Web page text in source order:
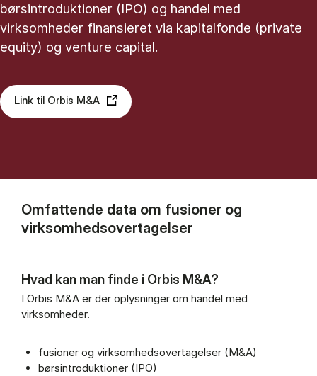
børsintroduktioner (IPO) og handel med
virksomheder finansieret via kapitalfonde (private
equity) og venture capital.
Link til Orbis M&A
Omfattende data om fusioner og
virksomhedsovertagelser
Hvad kan man finde i Orbis M&A?
I Orbis M&A er der oplysninger om handel med
virksomheder.
fusioner og virksomhedsovertagelser (M&A)
børsintroduktioner (IPO)